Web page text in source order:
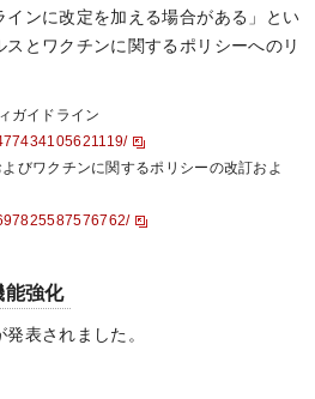
インに改定を加える場合がある」とい
とワクチンに関するポリシーへのリ
ガイドライン
びワクチンに関するポリシーの改訂およ
能強化
表されました。